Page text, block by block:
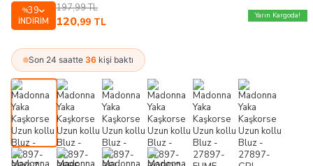
%39
İNDIRIM
197,99TL
120,99 TL
Yarın Kargoda!
Son 24 saatte 36 kişi baktı